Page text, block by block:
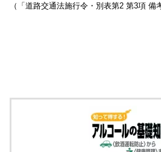
（「道路交通法施行令・別表第2 第3項 備